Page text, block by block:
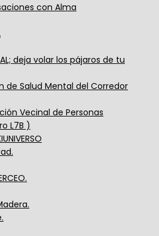
con Alma
deja volar los pájaros de tu
de Salud Mental del Corredor
Vecinal de Personas
L7B )